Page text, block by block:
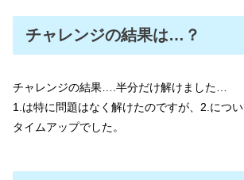
チャレンジの結果は…？
チャレンジの結果….半分だけ解けました…
1.は特に問題はなく解けたのですが、2.につ
タイムアップでした。